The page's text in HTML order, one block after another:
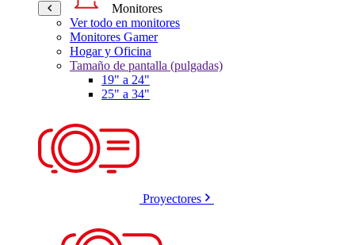
Monitores
Ver todo en monitores
Monitores Gamer
Hogar y Oficina
Tamaño de pantalla (pulgadas)
19" a 24"
25" a 34"
Proyectores